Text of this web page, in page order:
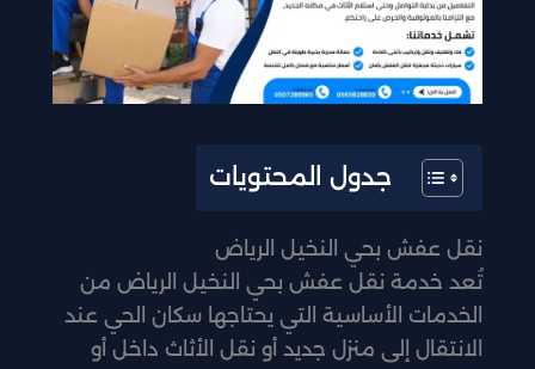
جدول المحتويات
نقل عفش بحي النخيل الرياض
تُعد خدمة نقل عفش بحي النخيل الرياض من
الخدمات الأساسية التي يحتاجها سكان الحي عند
الانتقال إلى منزل جديد أو نقل الأثاث داخل أو